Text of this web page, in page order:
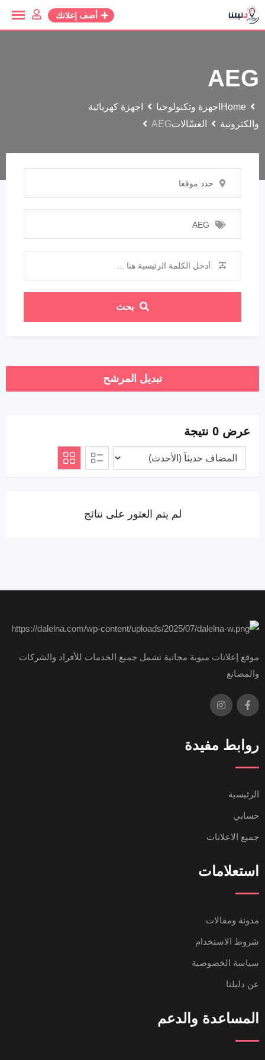
أضف إعلانك
AEG
Home اجهزة وتكنولوجيا
اجهزة كهربائية
والكترونية
الغسّالاتAEG
حدد موقعا
AEG
بحث
تبديل المرشح
عرض 0 نتيجة
لم يتم العثور على نتائج
موقع إعلانات مبوبة مجانية تشمل جميع الخدمات للأفراد والشركات
والمصانع
روابط مفيدة
الرئيسية
حسابي
جميع الاعلانات
استعلامات
مدونة ومقالات
شروط الاستخدام
سياسة الخصوصية
عن دليلنا
المساعدة والدعم